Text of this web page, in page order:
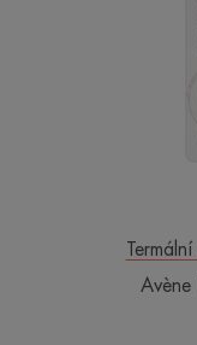
Avène